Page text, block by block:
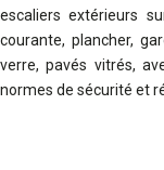
escaliers extérieurs
courante, plancher,
verre, pavés vitrés,
normes de sécurité et